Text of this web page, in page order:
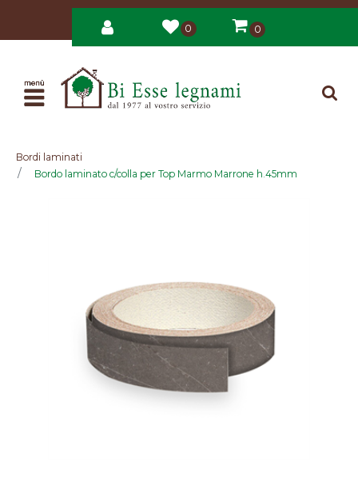
0 0
Open
Bordi laminati
Bordo laminato c/colla per Top Marmo Marrone h.45mm